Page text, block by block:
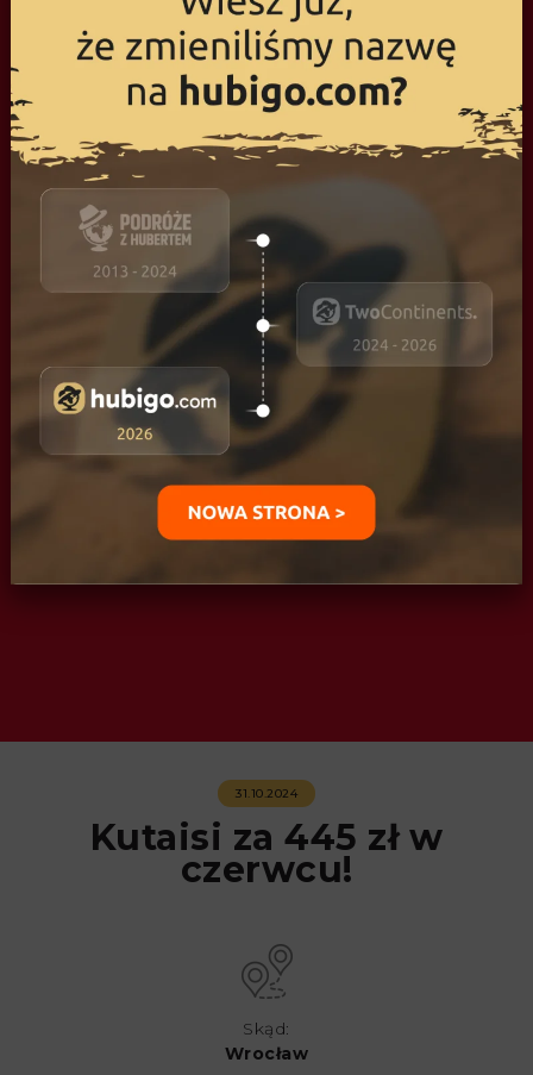
31.10.2024
Kutaisi za 445 zł w
czerwcu!
Skąd:
Wrocław